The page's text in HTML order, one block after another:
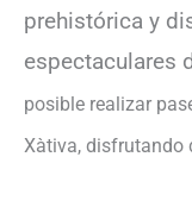
prehistórica y
espectaculares
posible realizar
Xàtiva, disfrutando